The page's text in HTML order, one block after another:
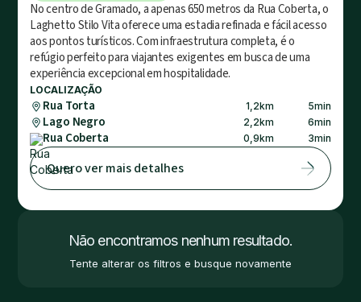
No centro de Gramado, a apenas 650 metros da Rua Coberta, o
Laghetto Stilo Vita oferece uma estadia refinada e fácil acesso
aos pontos turísticos. Com infraestrutura completa, é o
refúgio perfeito para viajantes exigentes em busca de uma
experiência excepcional em hospitalidade.
LOCALIZAÇÃO
Rua Torta 1,2km 5min
Lago Negro 2,2km 6min
Rua Coberta 0,9km 3min
Quero ver mais detalhes
Não encontramos nenhum resultado.
Tente alterar os filtros e busque novamente